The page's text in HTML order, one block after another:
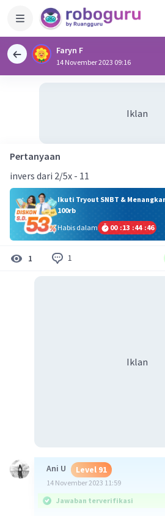
Faryn F
14 November 2023 09:16
Iklan
Pertanyaan
invers dari 2/5x - 11
Ikuti Tryout SNBT &
100rb
Habis dalam
00 :13 :44 :46
1 1
Iklan
Ani U Level 91
14 November 2023 11:59
Jawaban terverifikasi